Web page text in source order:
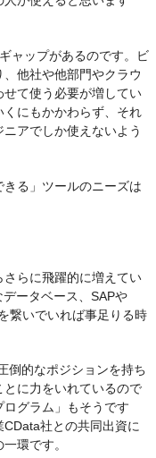
ャップがあるのです。ビ
他社や他部門やクラウ
せて使う必要が増してい
くにもかかわらず、それ
アでしか使えないよう
る」ツールのニーズは
らに飛躍的に増えてい
ータベース、SAPや
繋いでいれば事足りる時
倒的なポジションを持ち
に力をいれているので
グラム」もそうです
社との共同出資に
環です。